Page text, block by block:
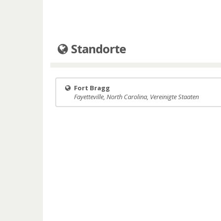
Standorte
Fort Bragg
Fayetteville, North Carolina, Vereinigte Staaten